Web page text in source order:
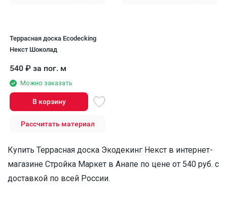
Террасная доска Ecodecking
Некст Шоколад
540 ₽ за пог. м
Можно заказать
В корзину
Рассчитать материал
Купить Террасная доска Экодекинг Некст в интернет-
магазине Стройка Маркет в Анапе по цене от 540 руб. с
доставкой по всей России.